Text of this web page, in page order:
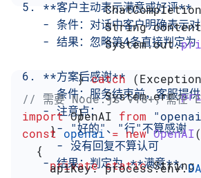
5. **客户主动表示满意或好评**
- 条件：对话中客户明确表示
- 结果：忽略第4条直接判定
6. **方案后感谢**
- 条件：服务结束前，客服提
   - 注意点：
     - "好的"、"行"不算感谢
     - 没有回复不算认可
   - 结果：判定为 **满意**。
            ChatCompletion
            String
content
            System
.out.
        }
catch (Exception
            System
.err.
        }
    }
    private
static String
// 需要 Node.js v18+，需在
import OpenAI from
const openai = new OpenAI(
  {
    apiKey:
process.env.